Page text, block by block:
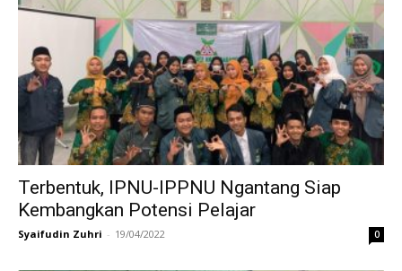
Terbentuk, IPNU-IPPNU Ngantang Siap
Kembangkan Potensi Pelajar
Syaifudin Zuhri - 19/04/2022 0